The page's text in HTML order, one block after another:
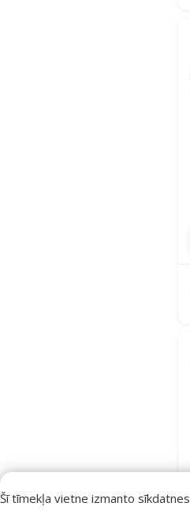
Šī tīmekļa vietne izmanto sīkdatnes